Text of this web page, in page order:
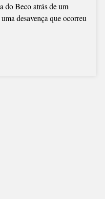
FORA
DO
do Beco atrás de um
desavença que ocorreu